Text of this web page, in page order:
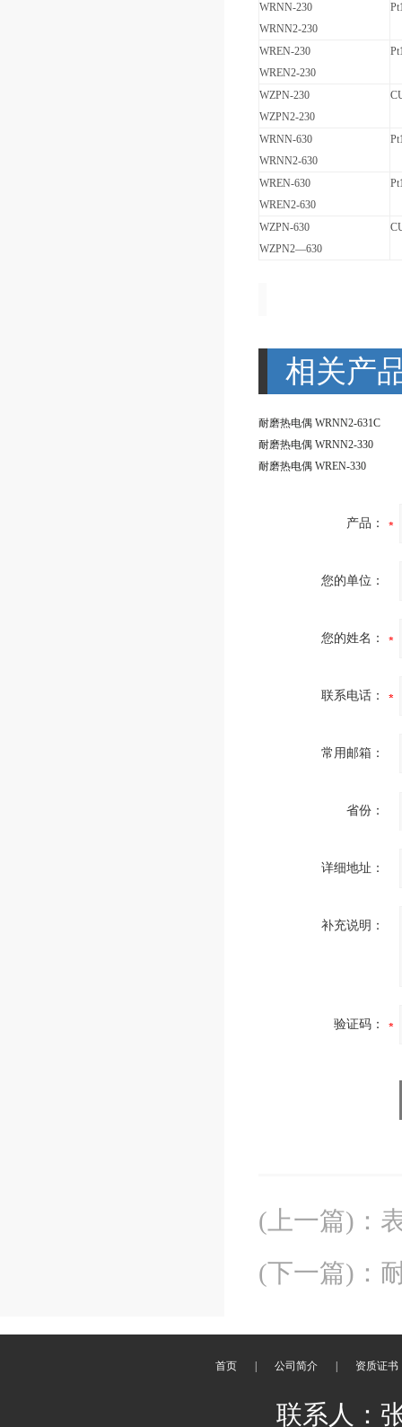
WRNN-230
WRNN2-230
WREN-230
WREN2-230
WZPN-230
WZPN2-230
WRNN-630
WRNN2-630
WREN-630
WREN2-630
WZPN-630
WZPN2—630
相关产
耐磨热电偶 WRNN2-631C
耐磨热电偶 WRNN2-330
耐磨热电偶 WREN-330
产品：
您的单位：
您的姓名：
联系电话：
常用邮箱：
省份：
详细地址：
补充说明：
验证码：
(上一篇) ：
(下一篇) ：
首页 公司简介 资质证书
联系人：